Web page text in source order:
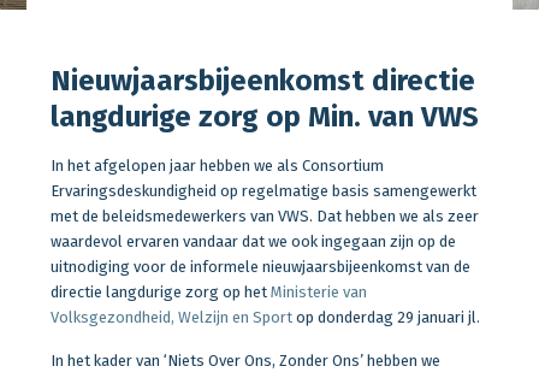
Nieuwjaarsbijeenkomst directie
langdurige zorg op Min. van VWS
In het afgelopen jaar hebben we als Consortium
Ervaringsdeskundigheid op regelmatige basis samengewerkt
met de beleidsmedewerkers van VWS. Dat hebben we als zeer
waardevol ervaren vandaar dat we ook ingegaan zijn op de
uitnodiging voor de informele nieuwjaarsbijeenkomst van de
directie langdurige zorg op hetMinisterie van
Volksgezondheid, Welzijn en Sport op donderdag 29 januari jl.
In het kader van ‘Niets Over Ons, Zonder Ons’ hebben we